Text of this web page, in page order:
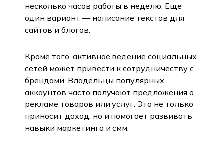
несколько часов работы в неделю. Еще
один вариант — написание текстов для
сайтов и блогов.
Кроме того, активное ведение социальных
сетей может привести к сотрудничеству с
брендами. Владельцы популярных
аккаунтов часто получают предложения о
рекламе товаров или услуг. Это не только
приносит доход, но и помогает развивать
навыки маркетинга и смм.